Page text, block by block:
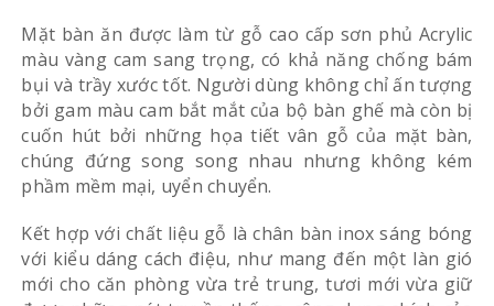
Mặt bàn ăn được làm từ gỗ cao cấp sơn phủ Acrylic
màu vàng cam sang trọng, có khả năng chống bám
bụi và trầy xước tốt. Người dùng không chỉ ấn tượng
bởi gam màu cam bắt mắt của bộ bàn ghế mà còn bị
cuốn hút bởi những họa tiết vân gỗ của mặt bàn,
chúng đứng song song nhau nhưng không kém
phầm mềm mại, uyển chuyển.
Kết hợp với chất liệu gỗ là chân bàn inox sáng bóng
với kiểu dáng cách điệu, như mang đến một làn gió
mới cho căn phòng vừa trẻ trung, tươi mới vừa giữ